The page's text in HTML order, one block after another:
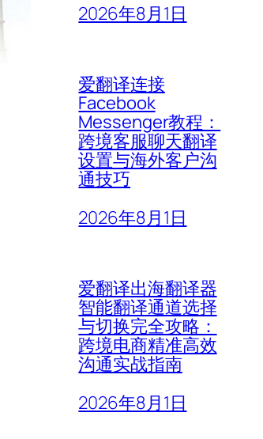
2026年8月1日
爱翻译连接
Facebook
Messenger教程：
跨境客服聊天翻译
设置与海外客户沟
通技巧
2026年8月1日
爱翻译出海翻译器
智能翻译通道选择
与切换完全攻略：
跨境电商精准高效
沟通实战指南
2026年8月1日